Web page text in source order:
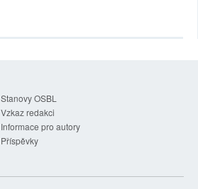
Stanovy OSBL
Vzkaz redakci
Informace pro autory
Příspěvky